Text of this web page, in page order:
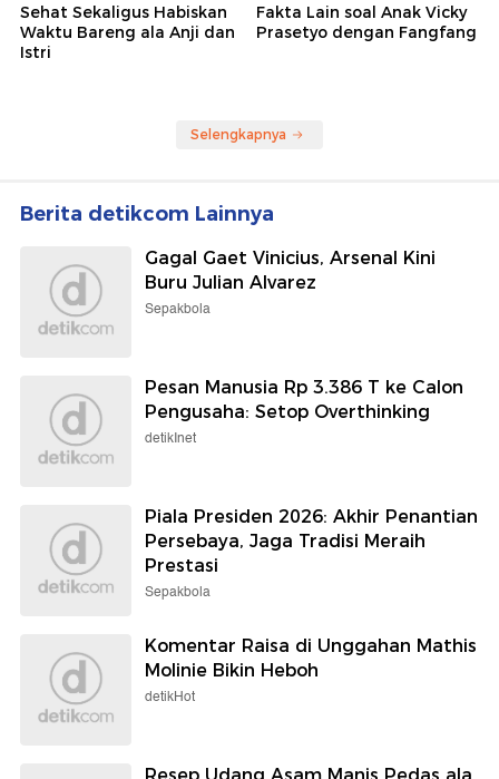
Sehat Sekaligus Habiskan
Waktu Bareng ala Anji dan
Istri
Fakta Lain soal Anak Vicky
Prasetyo dengan Fangfang
Selengkapnya
Berita detikcom Lainnya
Gagal Gaet Vinicius, Arsenal Kini
Buru Julian Alvarez
Sepakbola
Pesan Manusia Rp 3.386 T ke Calon
Pengusaha: Setop Overthinking
detikInet
Piala Presiden 2026: Akhir Penantian
Persebaya, Jaga Tradisi Meraih
Prestasi
Sepakbola
Komentar Raisa di Unggahan Mathis
Molinie Bikin Heboh
detikHot
Resep Udang Asam Manis Pedas ala